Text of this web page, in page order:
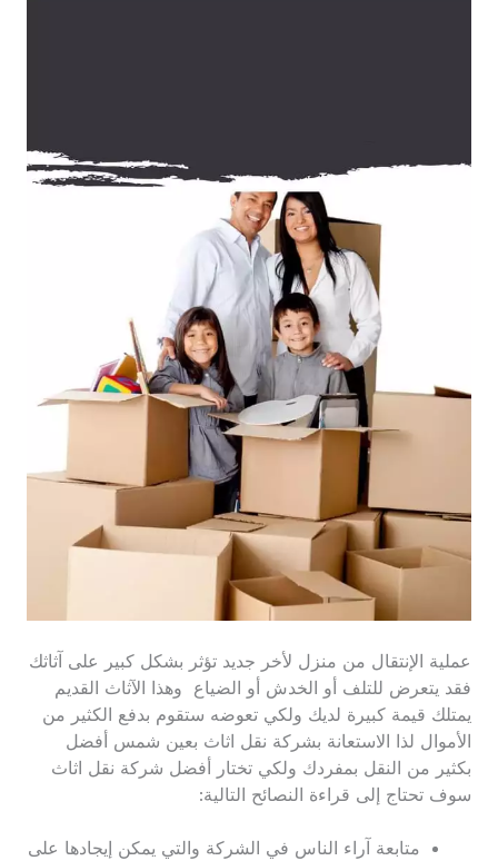
عملية الإنتقال من منزل لأخر جديد تؤثر بشكل كبير على آثاثك
فقد يتعرض للتلف أو الخدش أو الضياع وهذا الآثاث القديم
يمتلك قيمة كبيرة لديك ولكي تعوضه ستقوم بدفع الكثير من
الأموال لذا الاستعانة بشركة نقل اثاث بعين شمس أفضل
بكثير من النقل بمفردك ولكي تختار أفضل شركة نقل اثاث
سوف تحتاج إلى قراءة النصائح التالية:
متابعة آراء الناس في الشركة والتي يمكن إيجادها على